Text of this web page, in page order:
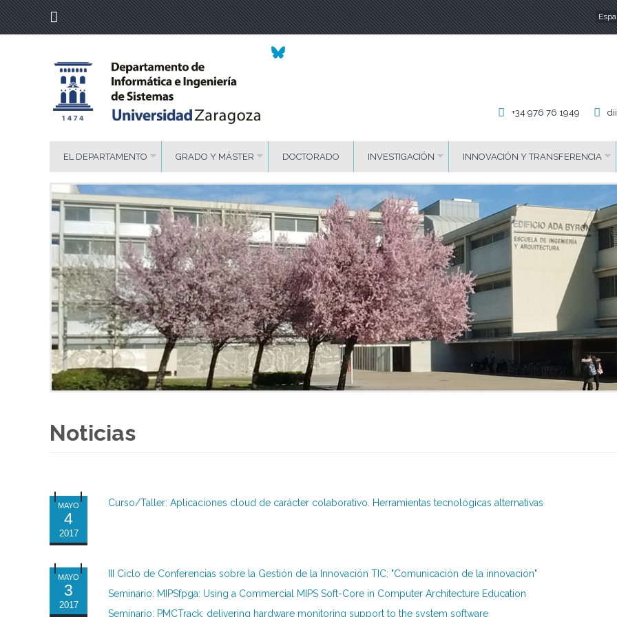
+34 976 76 1949
EL DEPARTAMENTO GRADO Y MÁSTER DOCTORADO INVESTIGACIÓN INNOVACIÓN Y TRANSFERENCIA
Noticias
MAYO
4
2017
Curso/Taller: Aplicaciones cloud de carácter colaborativo. Herramientas tecnológicas alternativas
MAYO
3
2017
III Ciclo de Conferencias sobre la Gestión de la Innovación TIC: "Comunicación de la innovación"
Seminario: MIPSfpga: Using a Commercial MIPS Soft-Core in Computer Architecture Education
Seminario: PMCTrack: delivering hardware monitoring support to the system software